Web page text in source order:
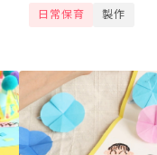
日常保育 製作